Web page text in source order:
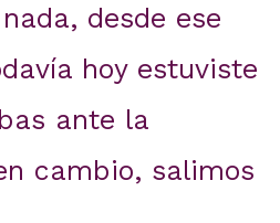
desde ese
hoy estuviste
ante la
cambio, salimos